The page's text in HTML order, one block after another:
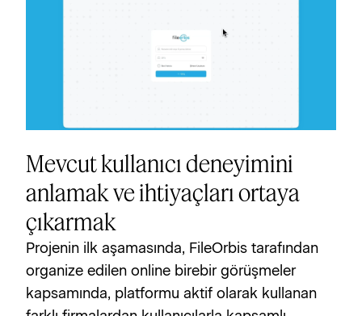
Mevcut kullanıcı deneyimini
anlamak ve ihtiyaçları ortaya
çıkarmak
Projenin ilk aşamasında, FileOrbis tarafından
organize edilen online birebir görüşmeler
kapsamında, platformu aktif olarak kullanan